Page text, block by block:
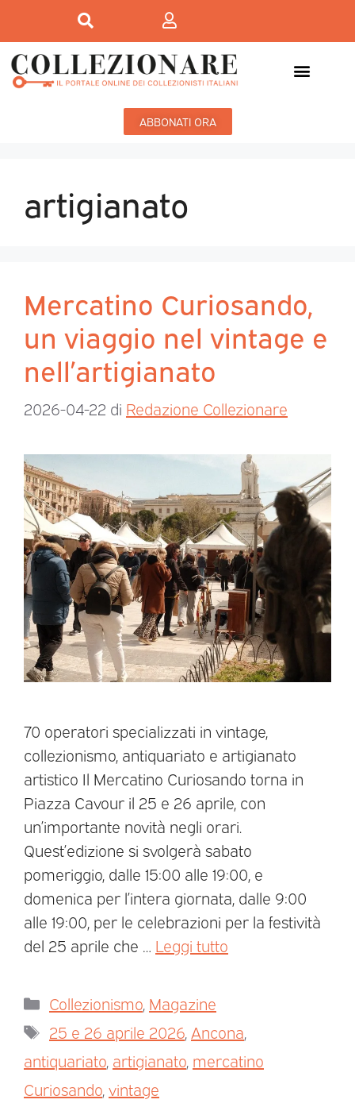
ABBONATI ORA
artigianato
Mercatino Curiosando,
un viaggio nel vintage e
nell’artigianato
2026-04-22 di Redazione Collezionare
70 operatori specializzati in vintage,
collezionismo, antiquariato e artigianato
artistico Il Mercatino Curiosando torna in
Piazza Cavour il 25 e 26 aprile, con
un’importante novità negli orari.
Quest’edizione si svolgerà sabato
pomeriggio, dalle 15:00 alle 19:00, e
domenica per l’intera giornata, dalle 9:00
alle 19:00, per le celebrazioni per la festività
del 25 aprile che … Leggi tutto
Collezionismo Magazine
25 e 26 aprile 2026 Ancona
antiquariato artigianato mercatino
Curiosando vintage